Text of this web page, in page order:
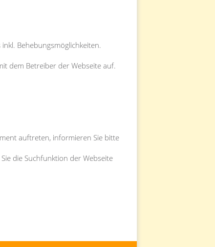
Behebungsmöglichkeiten.
dem Betreiber der Webseite auf.
auftreten, informieren Sie bitte
die Suchfunktion der Webseite